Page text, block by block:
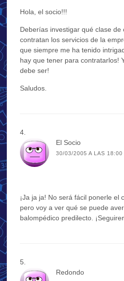
Hola, el socio!!!
Deberías investigar qué clase de
contratan los servicios de la
que siempre me ha tenido
hay que tener para contratarlos!
debe ser!
Saludos.
El Socio
30/03/2005 A LAS 18:00
¡Ja ja ja! No será fácil ponerle el
pero voy a ver qué se puede
balompédico predilecto.
Redondo